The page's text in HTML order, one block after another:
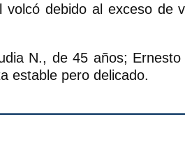
debido al exceso de
N., de 45 años;
estable pero delicado.